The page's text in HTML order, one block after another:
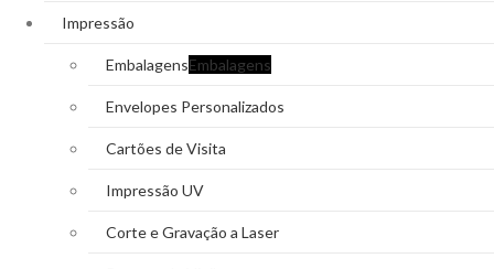
Impressão
EmbalagensEmbalagens
Envelopes Personalizados
Cartões de Visita
Impressão UV
Corte e Gravação a Laser